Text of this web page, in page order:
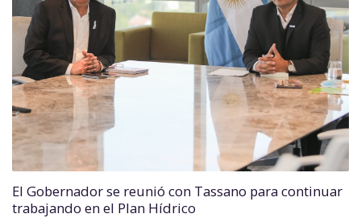
El Gobernador se reunió con Tassano para continuar
trabajando en el Plan Hídrico